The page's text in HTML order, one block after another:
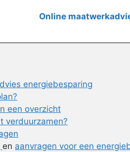
Online
energiebesparing
een overzicht
verduurzamen?
en aanvragen voor een